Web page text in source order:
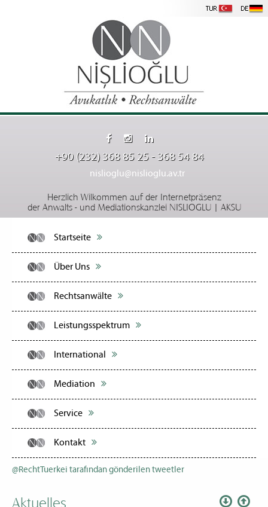
+90 (232) 368 85 25 - 368 54 84
nislioglu@nislioglu.av.tr
Herzlich Wilkommen auf der Internetpräsenz
der Anwalts - und Mediationskanzlei NISLIOGLU | AKSU
Startseite
Über Uns
Rechtsanwälte
Leistungsspektrum
International
Mediation
Service
Kontakt
@RechtTuerkei tarafından gönderilen tweetler
Aktuelles